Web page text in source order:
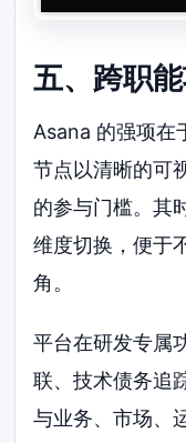
五、跨职
Asana 的强项在
节点以清晰的可
的参与门槛。其
维度切换，便于
角。
平台在研发专属
联、技术债务追
与业务、市场、